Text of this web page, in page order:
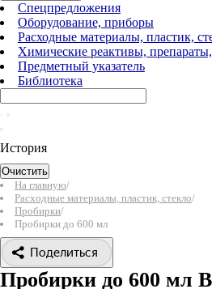
Спецпредложения
Оборудование, приборы
Расходные материалы, пластик,
Химические реактивы,
Предметный указатель
Библиотека
История
Очистить
На главную/
Расходные материалы, пластик, стекло/
Пробирки/
Пробирки до 600 мл
Поделиться
Пробирки до 600 мл